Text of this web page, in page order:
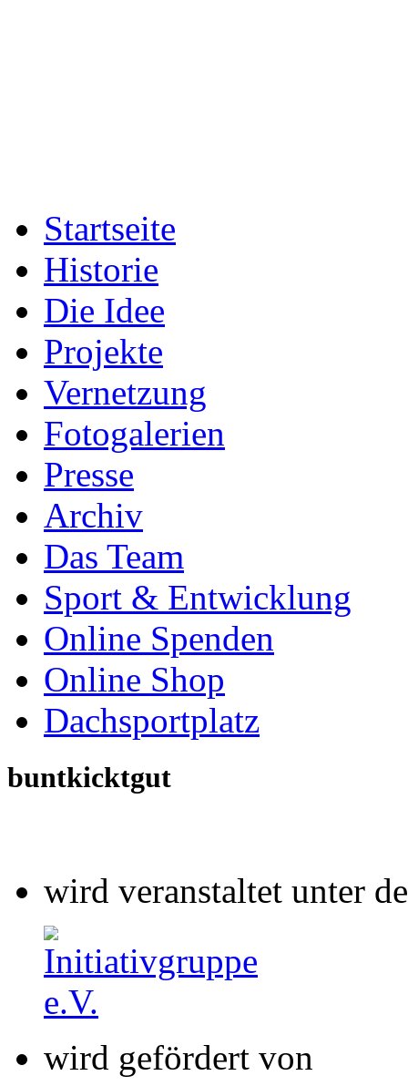
Fotogalerien
Presse
Archiv
Das Team
Sport & Entwicklung
Online Spenden
Online Shop
Dachsportplatz
buntkicktgut
wird veranstaltet unter
wird unterstützt von